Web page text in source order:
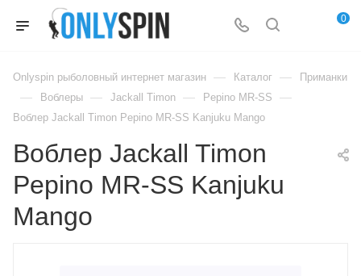
0
Onlyspin рыболовный интернет магазин — Каталог — Приманки
— Воблеры — Jackall Timon — Pepino MR-SS —
Воблер Jackall Timon Pepino MR-SS Kanjuku Mango
Воблер Jackall Timon
Pepino MR-SS Kanjuku
Mango